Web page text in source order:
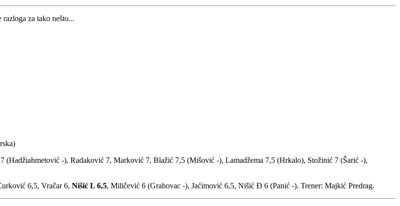
za tako nešto...
-), Radaković 7, Marković 7, Blažić 7,5 (Mišović -), Lamadžema 7,5 (Hrkalo), Stožinić 7 (Šarić -),
6,5, Vračar 6, Nišić L 6,5, Miličević 6 (Grahovac -), Jaćimović 6,5, Nišić Đ 6 (Panić -). Trener: Majkić Predrag.